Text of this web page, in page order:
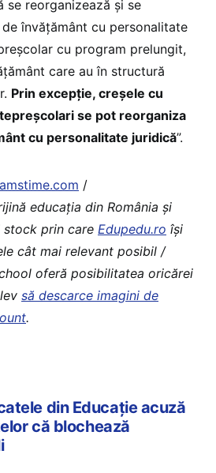
se reorganizează și se
învățământ cu personalitate
cu program prelungit,
care au în structură
Prin excepție, creșele cu
se pot reorganiza
cu personalitate juridică”.
/
educaţia din România şi
prin care Edupedu.ro îşi
cât mai relevant posibil /
oferă posibilitatea oricărei
să descarce imagini de
.
din Educație acuză
că blochează